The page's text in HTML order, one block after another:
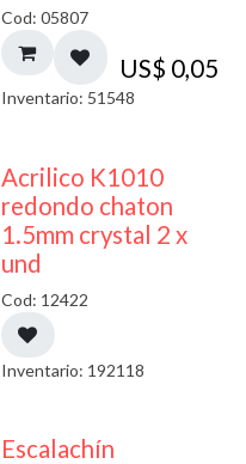
Cod: 05807
US$ 0,05
Inventario: 51548
50% DESCUENTO
Acrilico K1010
redondo chaton
1.5mm crystal 2 x
und
Cod: 12422
Inventario: 192118
Escalachín